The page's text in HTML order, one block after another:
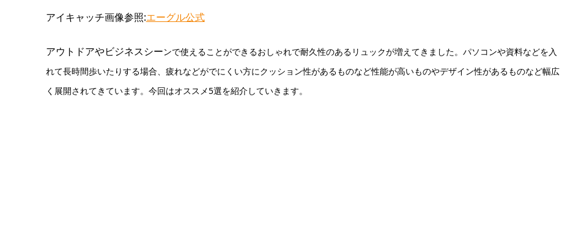
アイキャッチ画像参照:エーグル公式
アウトドアやビジネスシーンで使えることができるおしゃれで耐久性のあるリュックが増えてきました。パソコンや資料などを入
れて長時間歩いたりする場合、疲れなどがでにくい方にクッション性があるものなど性能が高いものやデザイン性があるものなど幅広
く展開されてきています。今回はオススメ5選を紹介していきます。